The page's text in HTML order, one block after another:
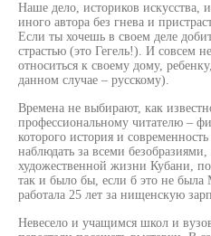
Наше дело, историков искусства,
иного автора без гнева и
Если ты хочешь в своем деле
страстью (это Гегель!). И совсем
относиться к своему дому,
данном случае – русскому).
Времена не выбирают, как
профессиональному читателю –
которого история и
наблюдать за всеми
художественной жизни Кубани,
так и было бы, если б это не была
работала 25 лет за нищенскую
Невесело и учащимся школ и